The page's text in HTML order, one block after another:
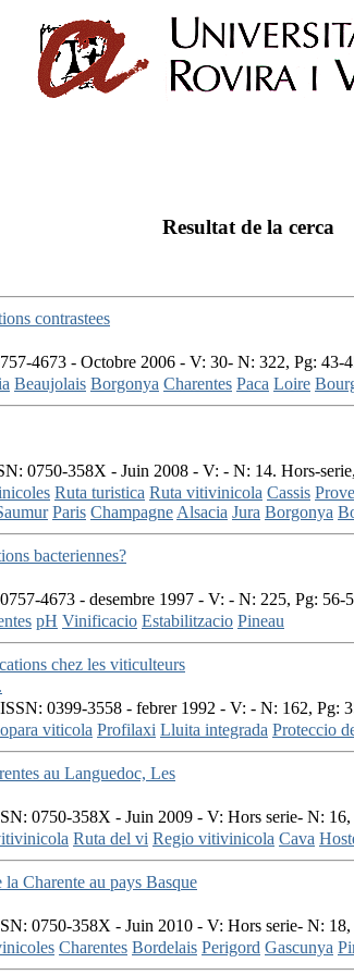
Resultat de la cerca
contrastees
4673 - Octobre 2006 - V: 30- N: 322, Pg: 43-
Beaujolais Borgonya Charentes Paca Loire
0750-358X - Juin 2008 - V: - N: 14. Hors-
Ruta turistica Ruta vitivinicola Cassis
Paris ChampagneAlsacia Jura Borgonya
bacteriennes?
4673 - desembre 1997 - V: - N: 225, Pg: 56-
pH Vinificacio Estabilitzacio Pineau
chez les viticulteurs
ISSN: 0399-3558 - febrer 1992 - V: - N: 162, Pg:
viticola Profilaxi Lluita integrada Proteccio
au Languedoc, Les
0750-358X - Juin 2009 - V: Hors serie- N: 16,
Ruta del vi Regio vitivinicola Cava
Charente au pays Basque
0750-358X - Juin 2010 - V: Hors serie- N: 18,
Charentes Bordelais Perigord Gascunya